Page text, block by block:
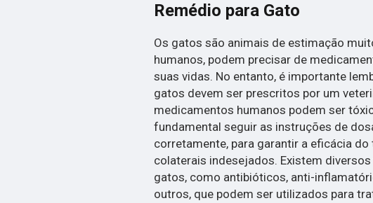
Remédio para Gato
Os gatos são animais de estimação
humanos, podem precisar de
suas vidas. No entanto, é importante
gatos devem ser prescritos por um
medicamentos humanos podem ser
fundamental seguir as instruções de
corretamente, para garantir a eficácia
colaterais indesejados. Existem
gatos, como antibióticos, anti-
outros, que podem ser utilizados para